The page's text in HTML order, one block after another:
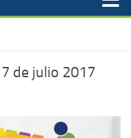
de julio 2017